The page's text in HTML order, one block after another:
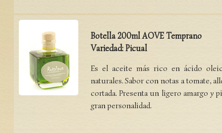
Botella 200ml AOVE Temprano
Variedad: Picual
Es el aceite más rico en ácido
naturales. Sabor con notas a tomate,
cortada. Presenta un ligero amargo y
gran personalidad.